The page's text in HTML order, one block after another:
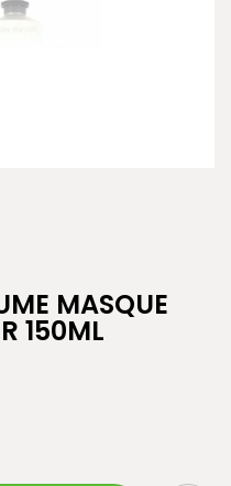
MASQUE
150ML